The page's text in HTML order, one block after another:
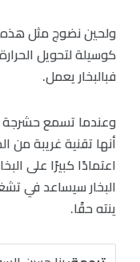
ولحين نضوج مثل هذه
كوسيلة لتحويل
فبالبخار يعمل.
وعندما تسمع حشرجة
أنها تقنية غريبة من
اعتمادًا كبيرًا على
البخار سيساعد في
ينته حقًا.